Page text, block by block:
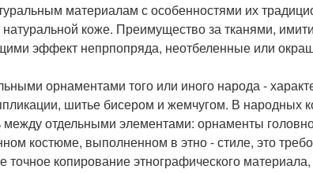
материалам с особенностями их
натуральной коже. Преимущество за тканями,
эффект непрпопряда, неотбеленные или
орнаментами того или иного народа -
шитье бисером и жемчугом. В народных
между отдельными элементами: орнаменты
костюме, выполненном в этно - стиле, это
точное копирование этнографического материала,